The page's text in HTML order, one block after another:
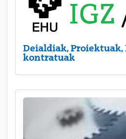
Deialdiak, Proiektuak,
kontratuak